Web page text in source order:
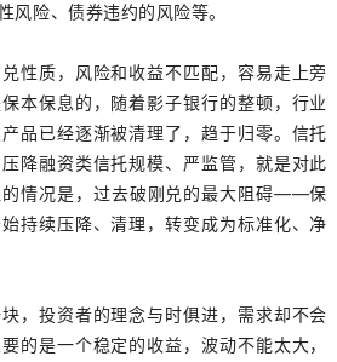
风险、债券违约的风险等。
性质，风险和收益不匹配，容易走上旁
本保息的，随着影子银行的整顿，行业
品已经逐渐被清理了，趋于归零。信托
降融资类信托规模、严监管，就是对此
的情况是，过去破刚兑的最大阻碍——保
持续压降、清理，转变成为标准化、净
，投资者的理念与时俱进，需求却不会
的是一个稳定的收益，波动不能太大，